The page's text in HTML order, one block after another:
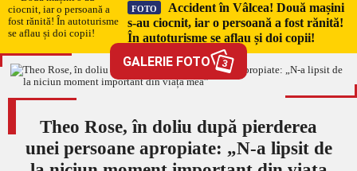
FOTO
Accident în Vâlcea! Două mașini
s-au ciocnit, iar o persoană a fost rănită!
În autoturisme se aflau și doi copii!
GALERIE FOTO 3
Theo Rose, în doliu după pierderea
unei persoane apropiate: „N-a lipsit de